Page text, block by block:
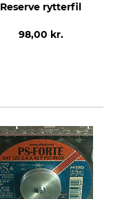
Reserve rytterfil
98,00 kr.